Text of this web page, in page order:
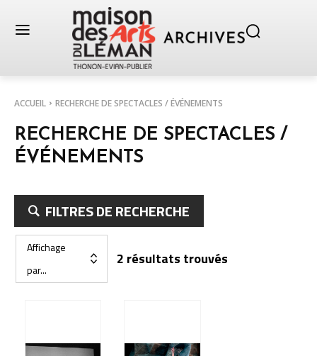
ACCUEIL RECHERCHE DE SPECTACLES / ÉVÉNEMENTS
RECHERCHE DE SPECTACLES /
ÉVÉNEMENTS
FILTRES DE RECHERCHE
Affichage
par...
2 résultats trouvés